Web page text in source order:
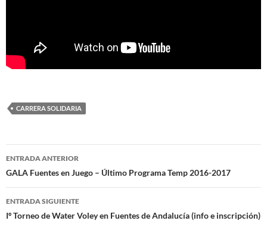
CARRERA SOLIDARIA
Navegación
de
entradas
ENTRADA ANTERIOR
GALA Fuentes en Juego – Último Programa Temp 2016-2017
ENTRADA SIGUIENTE
Iº Torneo de Water Voley en Fuentes de Andalucía (info e inscripción)